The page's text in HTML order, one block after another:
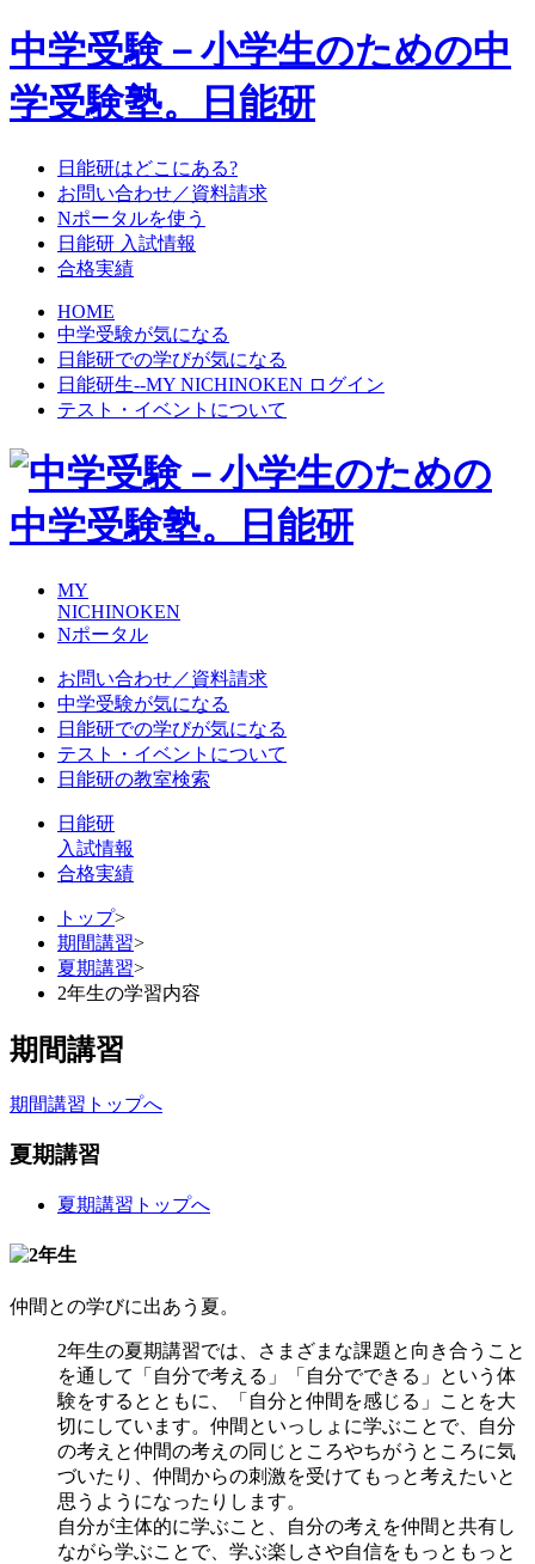
中学受験－小学生のための中
学受験塾。日能研
日能研はどこにある?
お問い合わせ／資料請求
Nポータルを使う
日能研 入試情報
合格実績
HOME
中学受験が気になる
日能研での学びが気になる
日能研生--MY NICHINOKEN ログイン
テスト・イベントについて
MY
NICHINOKEN
Nポータル
お問い合わせ／資料請求
中学受験が気になる
日能研での学びが気になる
テスト・イベントについて
日能研の教室検索
日能研
入試情報
合格実績
トップ>
期間講習>
夏期講習>
2年生の学習内容
期間講習
期間講習トップへ
夏期講習
夏期講習トップへ
仲間との学びに出あう夏。
2年生の夏期講習では、さまざまな課題と向き合うこと
を通して「自分で考える」「自分でできる」という体
験をするとともに、「自分と仲間を感じる」ことを大
切にしています。仲間といっしょに学ぶことで、自分
の考えと仲間の考えの同じところやちがうところに気
づいたり、仲間からの刺激を受けてもっと考えたいと
思うようになったりします。
自分が主体的に学ぶこと、自分の考えを仲間と共有し
ながら学ぶことで、学ぶ楽しさや自信をもっともっと